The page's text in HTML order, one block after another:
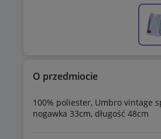
O przedmiocie
100% poliester, Umbro vintage
nogawka 33cm, długość 48cm